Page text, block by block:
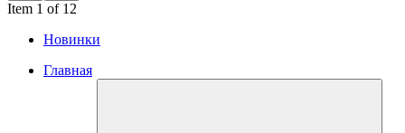
Item 1 of 12
Новинки
Главная